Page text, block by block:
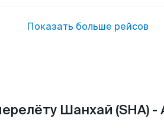
Показать больше рейсов
Шанхай (SHA) -